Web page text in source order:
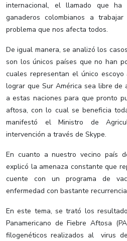
internacional, el llamado que ha
ganaderos colombianos a
problema que nos afecta todos.
De igual manera, se analizó los
son los únicos países que no han
cuales representan el único
lograr que Sur América sea libre de
a estas naciones para que pronto
aftosa, con lo cual se beneficia
manifestó el Ministro de
intervención a través de Skype.
En cuanto a nuestro vecino país
explicó la amenaza constante que
cuente con un programa de
enfermedad con bastante
En este tema, se trató los
Panamericano de Fiebre Aftosa
filogenéticos realizados al virus